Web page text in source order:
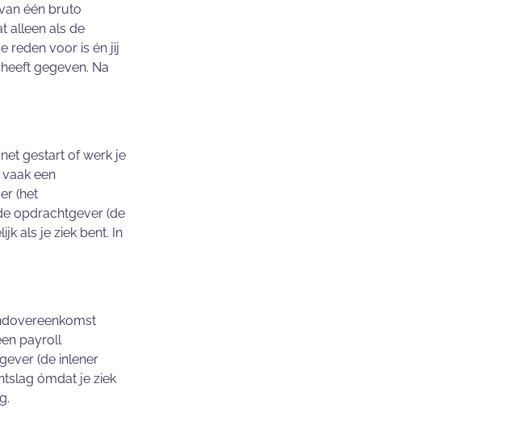
één bruto
alleen als de
reden voor is én jij
gegeven. Na
gestart of werk je
een
(het
opdrachtgever (de
als je ziek bent. In
payroll
(de inlener
ómdat je ziek